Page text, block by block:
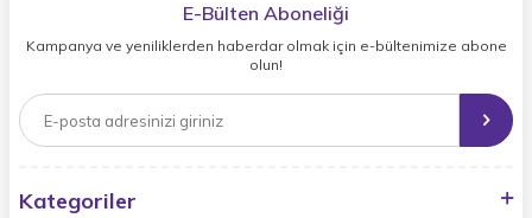
E-Bülten Aboneliği
Kampanya ve yeniliklerden haberdar olmak için e-bültenimize abone
olun!
Kategoriler